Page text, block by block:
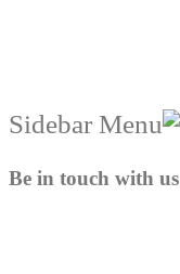
Be in touch with us